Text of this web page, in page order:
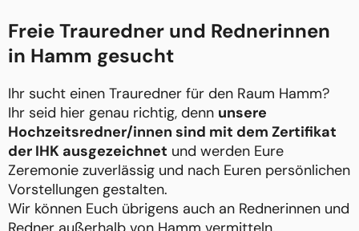
Freie Trauredner und Rednerinnen
in Hamm gesucht
Ihr sucht einen Trauredner für den Raum Hamm?
Ihr seid hier genau richtig, denn unsere
Hochzeitsredner/innen sind mit dem Zertifikat
der IHK ausgezeichnet und werden Eure
Zeremonie zuverlässig und nach Euren persönlichen
Vorstellungen gestalten.
Wir können Euch übrigens auch an Rednerinnen und